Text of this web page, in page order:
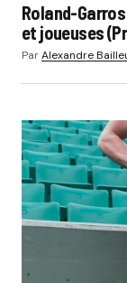
Roland-
et joueuses
ParAlexandre